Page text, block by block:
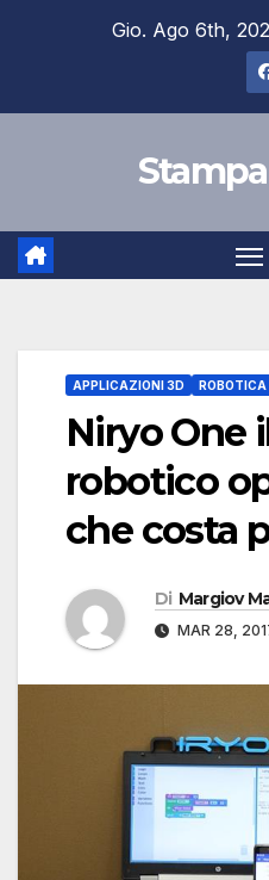
Gio. Ago 6th,
APPLICAZIONI 3D ROBOTICA
Niryo One
robotico
che costa
Di Margiov
MAR 28,